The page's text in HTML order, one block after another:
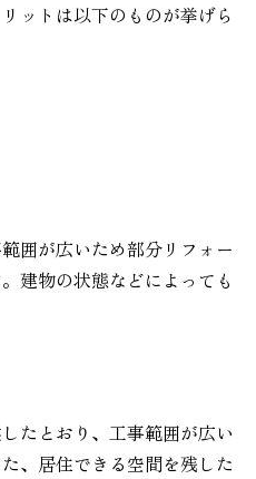
ットは以下のものが挙げら
囲が広いため部分リフォー
建物の状態などによっても
たとおり、工事範囲が広い
、居住できる空間を残した